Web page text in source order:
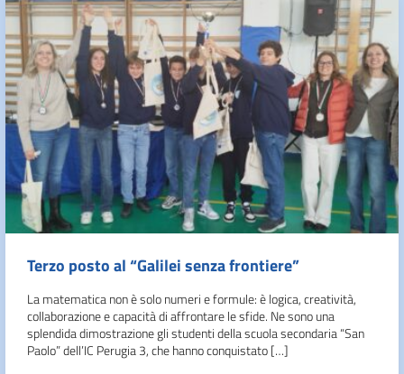
Terzo posto al “Galilei senza frontiere”
La matematica non è solo numeri e formule: è logica, creatività,
collaborazione e capacità di affrontare le sfide. Ne sono una
splendida dimostrazione gli studenti della scuola secondaria “San
Paolo” dell’IC Perugia 3, che hanno conquistato […]